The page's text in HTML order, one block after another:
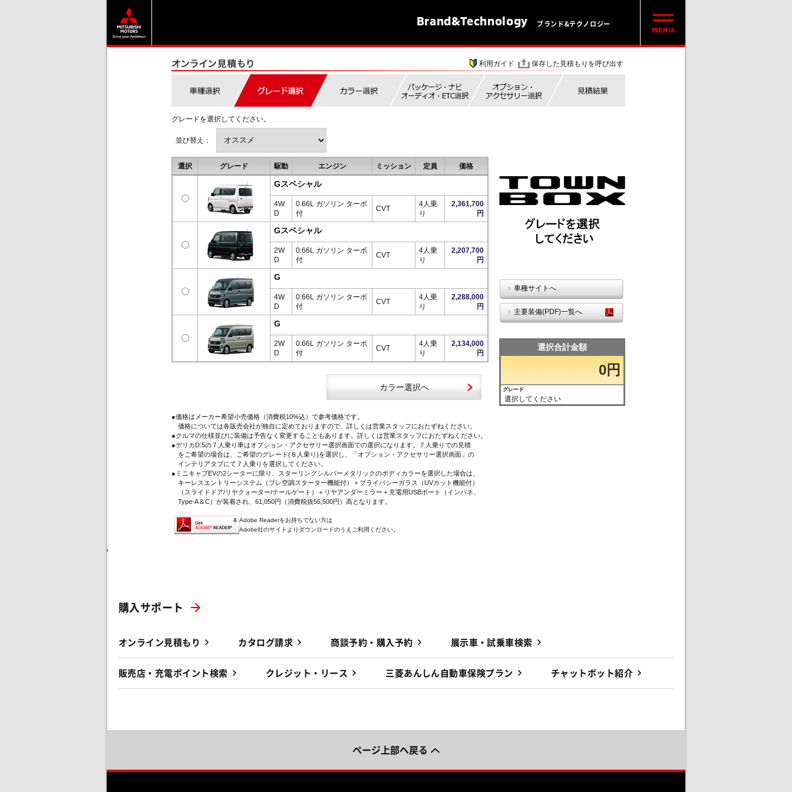
Brand&Technology ブランド&テクノロジー
利用ガイド 保存した見積もりを呼び出す
グレードを選択してください。
並び替え：
選択 グレード 駆動 エンジン ミッション 定員 価格
Gスペシャル
4W
D
0.66L ガソリン ターボ
付
CVT
4人乗
り
2,361,700
円
Gスペシャル
2W
D
0.66L ガソリン ターボ
付
CVT
4人乗
り
2,207,700
円
G
4W
D
0.66L ガソリン ターボ
付
CVT
4人乗
り
2,288,000
円
G
2W
D
0.66L ガソリン ターボ
付
CVT
4人乗
り
2,134,000
円
カラー選択へ
●価格はメーカー希望小売価格（消費税10%込）で参考価格です。
価格については各販売会社が独自に定めておりますので、詳しくは営業スタッフにおたずねください。
●クルマの仕様並びに装備は予告なく変更することもあります。詳しくは営業スタッフにおたずねください。
●デリカD:5の７人乗り車はオプション・アクセサリー選択画面での選択になります。７人乗りでの見積
をご希望の場合は、ご希望のグレード(８人乗り)を選択し、「オプション・アクセサリー選択画面」の
インテリアタブにて７人乗りを選択してください。
●ミニキャブEVの2シーターに限り、スターリングシルバーメタリックのボディカラーを選択した場合は、
キーレスエントリーシステム（プレ空調スターター機能付）＋プライバシーガラス（UVカット機能付）
（スライドドア/リヤクォーター/テールゲート）＋リヤアンダーミラー＋充電用USBポート（インパネ、
Type-A＆C）が装着され、61,050円（消費税抜55,500円）高となります。
Adobe Readerをお持ちでない方は
Adobe社のサイトよりダウンロードのうえご利用ください。
車種サイトへ
主要装備(PDF)一覧へ
選択合計金額
0円
グレード
選択してください
'
購入サポート
オンライン見積もり カタログ請求 商談予約・購入予約 展示車・試乗車検索
販売店・充電ポイント検索 クレジット・リース 三菱あんしん自動車保険プラン チャットボット紹介
ページ上部へ戻る